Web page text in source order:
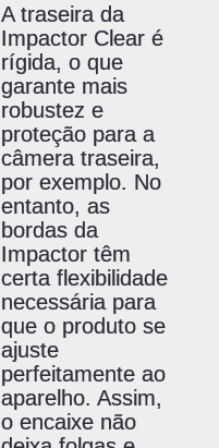
A traseira da
Impactor Clear é
rígida, o que
garante mais
robustez e
proteção para a
câmera traseira,
por exemplo. No
entanto, as
bordas da
Impactor têm
certa flexibilidade
necessária para
que o produto se
ajuste
perfeitamente ao
aparelho. Assim,
o encaixe não